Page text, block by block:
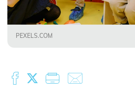
PEXELS.COM